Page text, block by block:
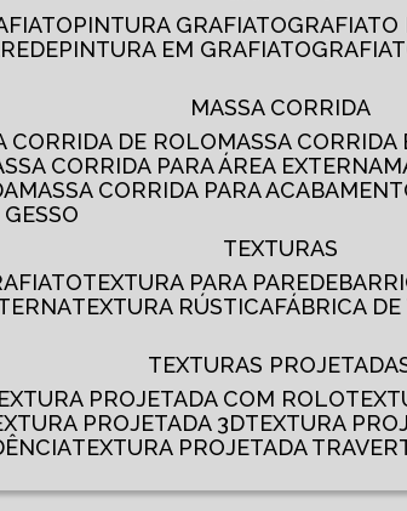
PINTURA GRAFIATO
PINTURA EM GRAFIATO
MASSA CORRIDA
CORRIDA DE ROLO MASSA
CORRIDA PARA ÁREA EXTERNA
MASSA CORRIDA PARA
TEXTURAS
TEXTURA PARA PAREDE
TEXTURA RÚSTICA FÁBRICA
TEXTURAS
TEXTURA PROJETADA COM ROLO
PROJETADA 3D
TEXTURA
TEXTURA PROJETADA